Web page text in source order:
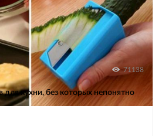
71138
для кухни, без которых непонятно